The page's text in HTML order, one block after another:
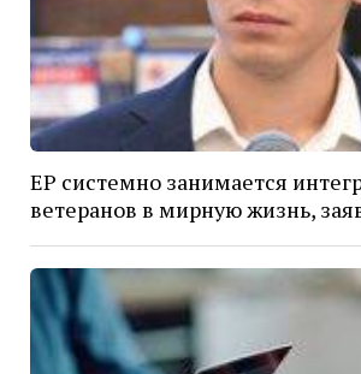
ЕР системно занимается
ветеранов в мирную жизнь,